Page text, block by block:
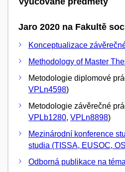
Jaro 2020 na Fakultě
Konceptualizace
Methodology of Master
Metodologie diplomové
VPLn4598)
Metodologie závěrečné
VPLb1280, VPLn8898)
Mezinárodní konference
studia (TISSA, EUSOC,
Odborná publikace na